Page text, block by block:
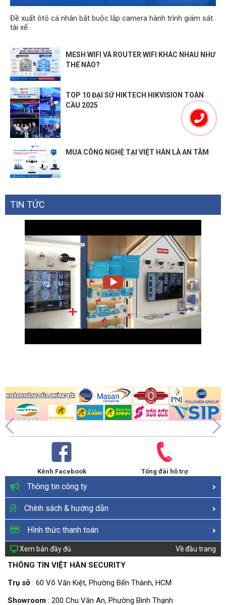
Đề xuất ôtô cá nhân bắt buộc lắp camera hành trình giám sát
tài xế
MESH WIFI VÀ ROUTER WIFI KHÁC NHAU NHƯ
THẾ NÀO?
TOP 10 ĐẠI SỨ HIKTECH HIKVISION TOÀN
CẦU 2025
MUA CÔNG NGHỆ TẠI VIỆT HÀN LÀ AN TÂM
TIN TỨC
Kênh Facebook Tổng đài hỗ trợ
Thông tin công ty
Chính sách & hướng dẫn
Hình thức thanh toán
Xem bản đầy đủ Về đầu trang
THÔNG TIN VIỆT HÀN SECURITY
Trụ sở : 60 Võ Văn Kiệt, Phường Bến Thành, HCM
Showroom : 200 Chu Văn An, Phường Bình Thạnh